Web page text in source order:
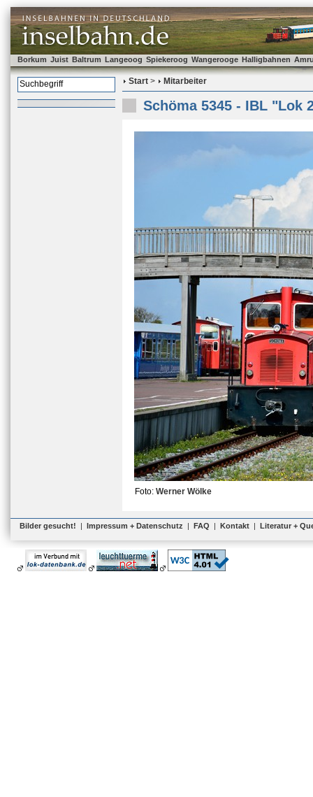
Borkum Juist Baltrum Langeoog Spiekeroog Wangerooge Halligbahnen
Start > Mitarbeiter
Schöma 5345 - IBL "Lok
Foto: Werner Wölke
Bilder gesucht! | Impressum + Datenschutz | FAQ | Kontakt | Literatur +